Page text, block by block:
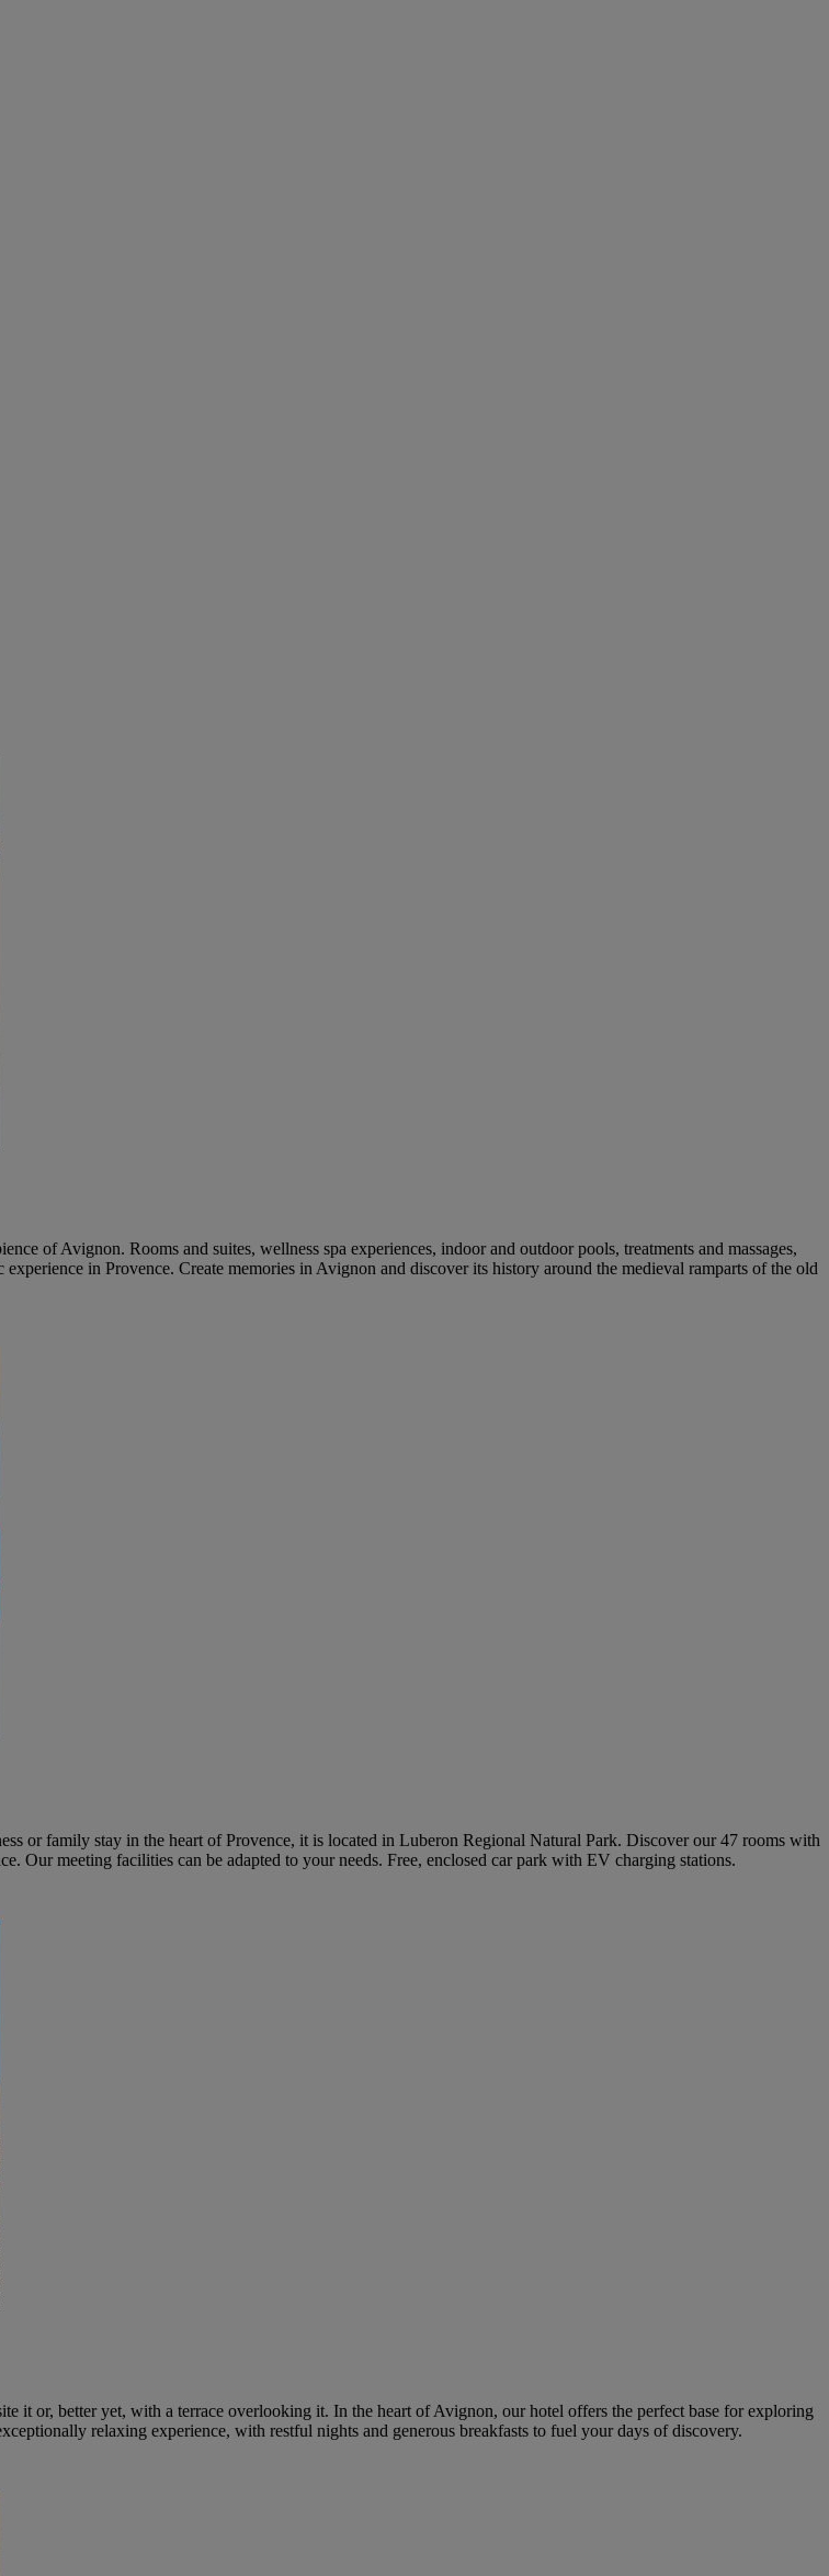
of Avignon. Rooms and suites, wellness spa experiences, indoor and outdoor pools, treatments and massages,
in Provence. Create memories in Avignon and discover its history around the medieval ramparts of the old
or family stay in the heart of Provence, it is located in Luberon Regional Natural Park. Discover our 47 rooms with
Our meeting facilities can be adapted to your needs. Free, enclosed car park with EV charging stations.
it or, better yet, with a terrace overlooking it. In the heart of Avignon, our hotel offers the perfect base for exploring
relaxing experience, with restful nights and generous breakfasts to fuel your days of discovery.